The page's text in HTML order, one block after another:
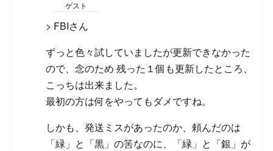
ゲスト
> FBIさん
ずっと色々試していましたが更新できなかった
ので、念のため 残った１個も更新したところ、
こっちは出来ました。
最初の方は何をやってもダメですね。
しかも、発送ミスがあったのか、頼んだのは
「緑」と「黒」の筈なのに、「緑」と「銀」が